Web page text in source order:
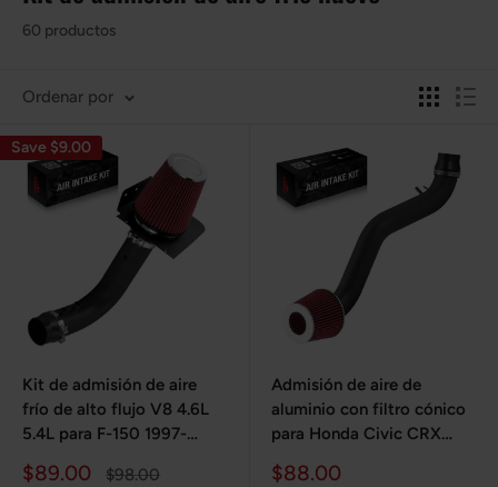
60 productos
Ordenar por
Save $9.00
Kit de admisión de aire
frío de alto flujo V8 4.6L
5.4L para F-150 1997-
Precio
$89.00
Precio
$98.00
Admisión de aire de
aluminio con filtro cónico
para Honda Civic CRX
Precio
$88.00